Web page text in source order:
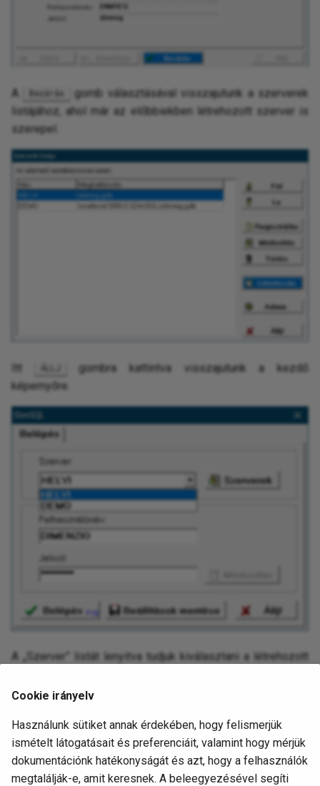
A Bezárás
gomb választásával visszajutunk a szerverek
listájához, ahol már az előbbiekben létrehozott szerver is
szerepel.
Itt ÁLLJ
gombra kattintva visszajutunk a kezdő
képernyőre.
A „Szerver” listát lenyitva tudjuk kiválasztani a létrehozott
Ha szeretnénk, hogy az új szerverünk legyen az
alapértelmezett, akkor választás után nyomjuk meg a
BEÁLLÍTÁSOK MENTÉSE gombot.
Cookie irányelv
Használunk sütiket annak érdekében, hogy felismerjük
ismételt látogatásait és preferenciáit, valamint hogy mérjük
dokumentációnk hatékonyságát és azt, hogy a felhasználók
megtalálják-e, amit keresnek. A beleegyezésével segíti